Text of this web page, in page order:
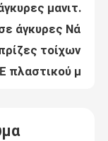
Πράσινο πλαστικό για τοποθέτηση άγκυρων τοίχων HDPE 10MM X 50MM
Μπλοκ καφέ πλαστικό πρίζες τοίχου HDPE εργονομικό σχεδιασμό 7MM X 40MM
τοίχων